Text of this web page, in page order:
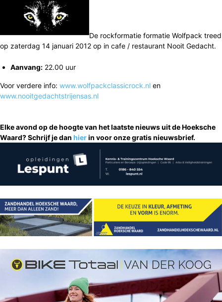
De rockformatie formatie Wolfpack treed
op zaterdag 14 januari 2012 op in cafe / restaurant Nooit Gedacht.
Aanvang: 22.00 uur
Voor verdere info: www.wolfpackclassicrock.nl en
www.nooitgedachtstrijensas.nl
Elke avond op de hoogte van het laatste nieuws uit de Hoeksche
Waard? Schrijf je dan hierin voor onze gratis nieuwsbrief.